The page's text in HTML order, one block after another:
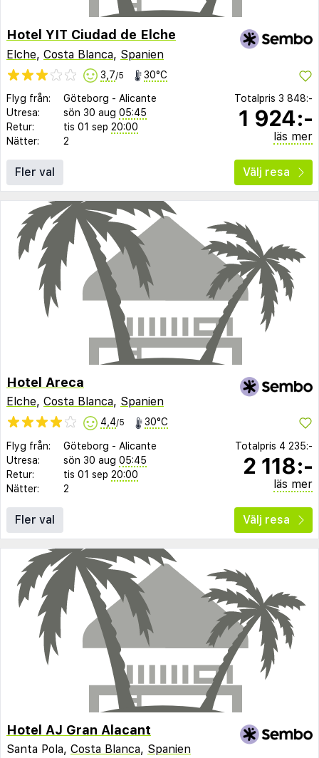
Hotel YIT Ciudad de Elche
Elche, Costa Blanca, Spanien
3,7/5 30°C
Flyg från: Göteborg - Alicante
Utresa:
sön 30 aug 05:45
Retur:
tis 01 sep 20:00
Nätter:
2
Totalpris 3 848:-
1 924:-
läs mer
Fler val Välj resa
Hotel Areca
Elche, Costa Blanca, Spanien
4,4/5 30°C
Flyg från: Göteborg - Alicante
Utresa:
sön 30 aug 05:45
Retur:
tis 01 sep 20:00
Nätter:
2
Totalpris 4 235:-
2 118:-
läs mer
Fler val Välj resa
Hotel AJ Gran Alacant
Santa Pola, Costa Blanca, Spanien